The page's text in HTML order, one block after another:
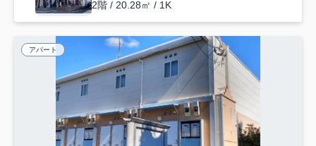
2階 / 20.28㎡ / 1K
アパート